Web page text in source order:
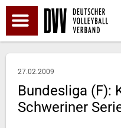
27.02.2009
Bundesliga (F):
Schweriner